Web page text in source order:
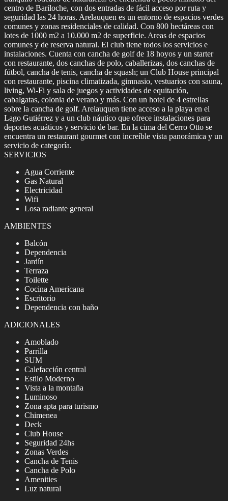
centro de Bariloche, con dos entradas de fácil acceso por ruta y
seguridad las 24 horas. Arelauquen es un entorno de espacios verdes
comunes y zonas residenciales de calidad. Con 800 hectáreas con
lotes de 1000 m2 a 10.000 m2 de superficie. Areas de espacios
comunes y de reserva natural. El club tiene todos los servicios e
instalaciones. Cuenta con cancha de golf de 18 hoyos y un starter
con restaurante, dos canchas de polo, caballerizas, dos canchas de
fútbol, cancha de tenis, cancha de squash; un Club House principal
con restaurante, piscina climatizada, gimnasio, vestuarios con sauna,
living, Wi-Fi y sala de juegos y actividades de equitación,
cabalgatas, colonia de verano y más. Con un hotel de 4 estrellas
sobre la cancha de golf. Arelauquen tiene acceso a la playa en el
Lago Gutiérrez y a un club náutico que ofrece instalaciones para
deportes acuáticos y servicio de bar. En la cima del Cerro Otto se
encuentra un restaurant gourmet con increíble vista panorámica y un
servicio de categoría.
SERVICIOS
Agua Corriente
Gas Natural
Electricidad
Wifi
Losa radiante general
AMBIENTES
Balcón
Dependencia
Jardín
Terraza
Toilette
Cocina Americana
Escritorio
Dependencia con baño
ADICIONALES
Amoblado
Parrilla
SUM
Calefacción central
Estilo Moderno
Vista a la montaña
Luminoso
Zona apta para turismo
Chimenea
Deck
Club House
Seguridad 24hs
Zonas Verdes
Cancha de Tenis
Cancha de Polo
Amenities
Luz natural